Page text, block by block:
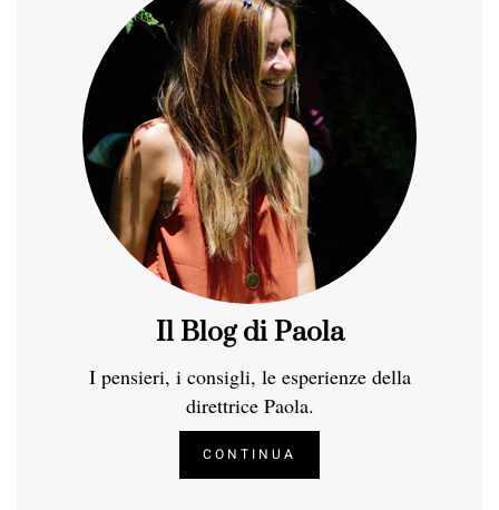
Il Blog di Paola
I pensieri, i consigli, le esperienze della
direttrice Paola.
CONTINUA